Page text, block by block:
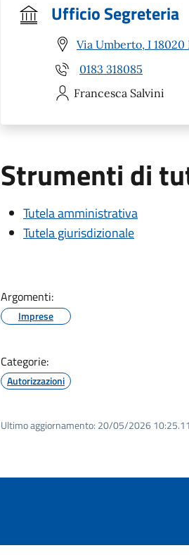
Ufficio Segreteria
Via Umberto, I 18020
0183 318085
Francesca Salvini
Strumenti di
Tutela amministrativa
Tutela giurisdizionale
Argomenti:
Imprese
Categorie:
Autorizzazioni
Ultimo aggiornamento: 20/05/2026 10:25.11